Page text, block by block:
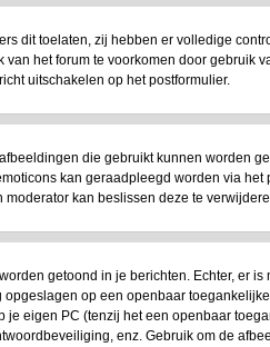
dit toelaten, zij hebben er volledige
van het forum te voorkomen door gebruik
uitschakelen op het postformulier.
die gebruikt kunnen worden
kan geraadpleegd worden via
kan beslissen deze te
getoond in je berichten. Echter, er
op een openbaar
je eigen PC (tenzij het een openbaar
enz. Gebruik om de